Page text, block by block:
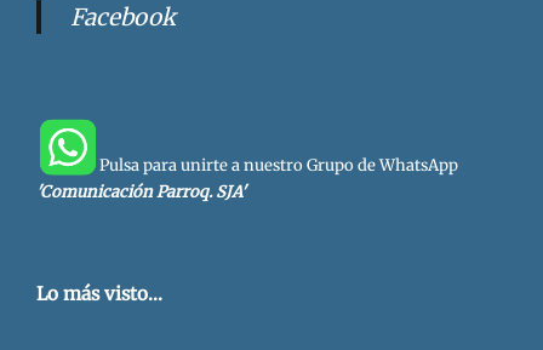
Facebook
Pulsa para unirte a nuestro Grupo de WhatsApp
'Comunicación Parroq. SJA'
Lo más visto...